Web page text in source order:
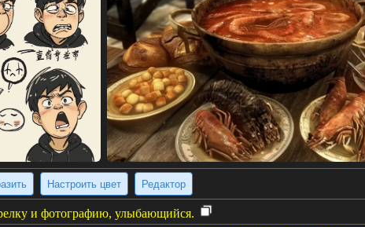
Настроить цвет Редактор
и фотографию, улыбающийся.